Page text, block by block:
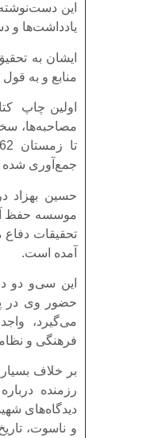
این
یادداشت‌ها و دست‌نوشته‌ها
ایشان به
منابع و به
جمع‌آوری
حسین بهزاد
موسسه حفظ
تحقیقات دفاع
آمده است.
این سی‌و دو
می‌گیرد،
فرهنگی و
بر خلاف
رزمنده
دیدگاه‌های
و ناسوت،